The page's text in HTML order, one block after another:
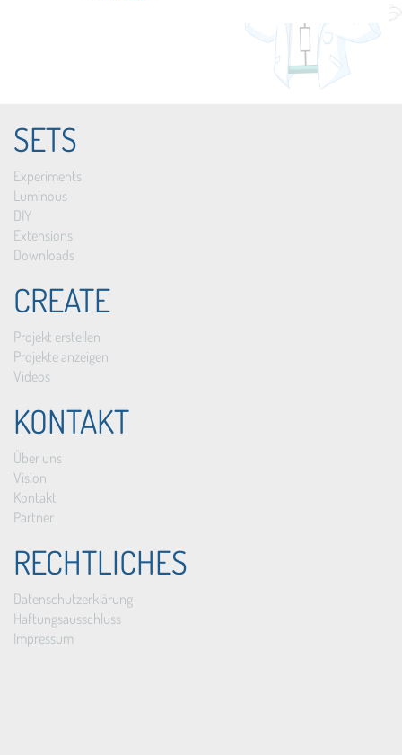
SETS
Experiments
Luminous
DIY
Extensions
Downloads
CREATE
Projekt erstellen
Projekte anzeigen
Videos
KONTAKT
Über uns
Vision
Kontakt
Partner
RECHTLICHES
Datenschutzerklärung
Haftungsausschluss
Impressum